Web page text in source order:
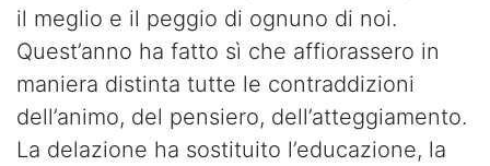
il meglio e il peggio di ognuno di noi.
Quest’anno ha fatto sì che affiorassero in
maniera distinta tutte le contraddizioni
dell’animo, del pensiero, dell’atteggiamento.
La delazione ha sostituito l’educazione, la